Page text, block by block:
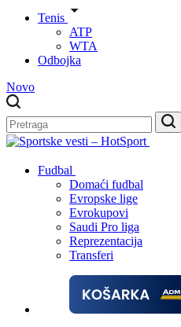
Tenis
ATP
WTA
Odbojka
Novo
Fudbal
Domaći fudbal
Evropske lige
Evrokupovi
Saudi Pro liga
Reprezentacija
Transferi